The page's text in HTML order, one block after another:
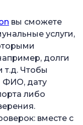
вы сможете
услуги,
долги
т.д. Чтобы
ФИО, дату
либо
вместе с